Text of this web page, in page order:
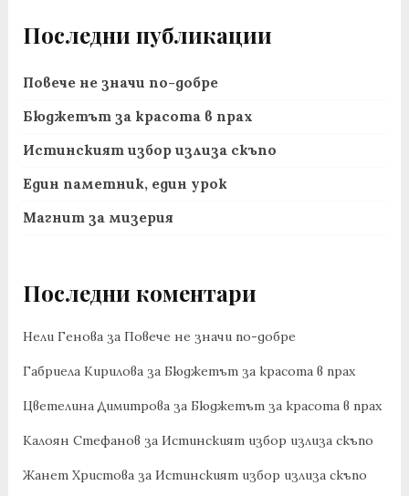
Последни публикации
Повече не значи по-добре
Бюджетът за красота в прах
Истинският избор излиза скъпо
Един паметник, един урок
Магнит за мизерия
Последни коментари
Нели Генова за Повече не значи по-добре
Габриела Кирилова за Бюджетът за красота в прах
Цветелина Димитрова за Бюджетът за красота в прах
Калоян Стефанов за Истинският избор излиза скъпо
Жанет Христова за Истинският избор излиза скъпо